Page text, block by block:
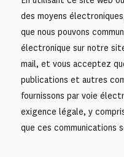
des moyens
que nous pouvons
électronique sur notre
mail, et vous acceptez
publications et autres
fournissons par voie
exigence légale, y
que ces communications